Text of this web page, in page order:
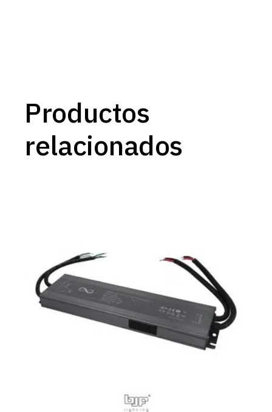
Productos
relacionados